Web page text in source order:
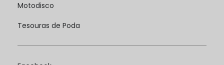
Motodisco
Tesouras de Poda